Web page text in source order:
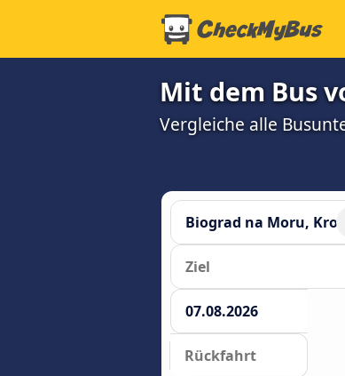
Mit dem Bus
Vergleiche alle